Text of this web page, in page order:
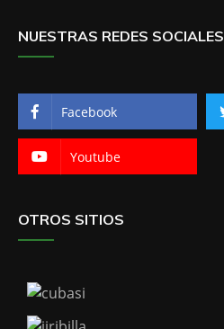
NUESTRAS REDES SOCIALES
Facebook
Youtube
OTROS SITIOS